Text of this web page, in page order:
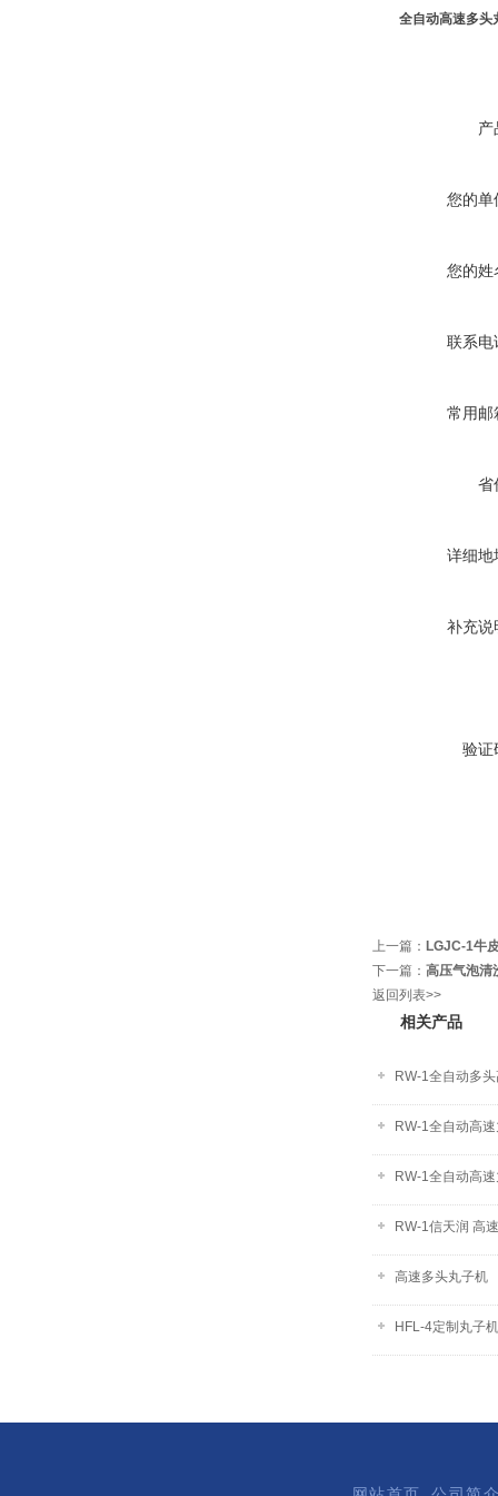
全自动高速多头
产
您的单
您的姓
联系电
常用邮
省
详细地
补充说
验证
上一篇： LGJC-1牛
下一篇： 高压气泡清
返回列表>>
相关产品
RW-1全自动多
RW-1全自动高
RW-1全自动高
RW-1信天润 高
高速多头丸子机
HFL-4定制丸子